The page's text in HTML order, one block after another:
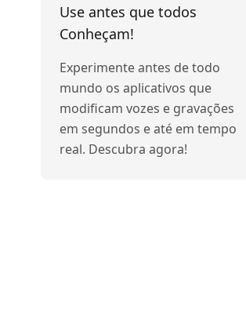
Use antes que todos
Conheçam!
Experimente antes de todo
mundo os aplicativos que
modificam vozes e gravações
em segundos e até em tempo
real. Descubra agora!